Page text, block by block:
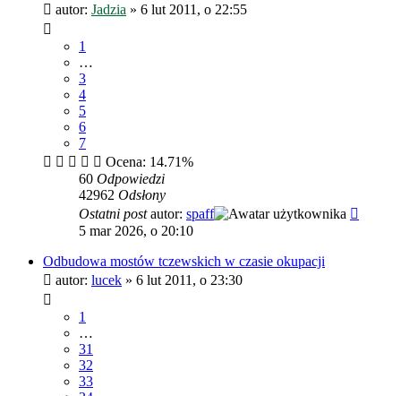
autor: Jadzia » 6 lut 2011, o 22:55
1
…
3
4
5
6
7
Ocena: 14.71%
60 Odpowiedzi
42962 Odsłony
Ostatni postautor: spaff
5 mar 2026, o 20:10
Odbudowa mostów tczewskich w czasie okupacji
autor: lucek » 6 lut 2011, o 23:30
1
…
31
32
33